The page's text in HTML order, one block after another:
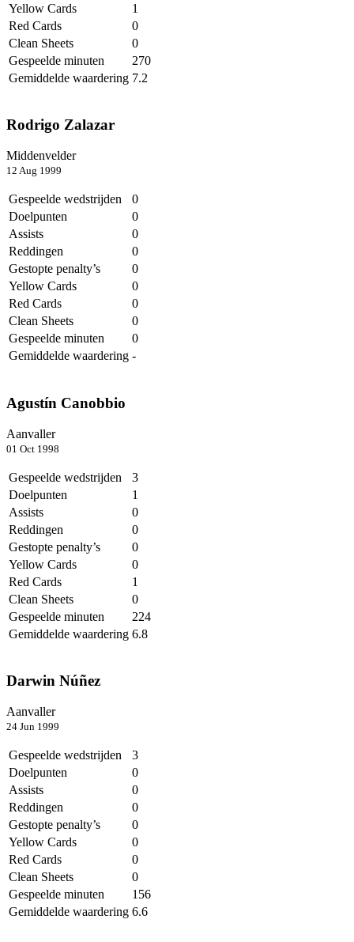
Yellow Cards
1
Red Cards
0
Clean Sheets
0
Gespeelde minuten
270
Gemiddelde waardering 7.2
Rodrigo Zalazar
Middenvelder
12 Aug 1999
Gespeelde wedstrijden
0
Doelpunten
0
Assists
0
Reddingen
0
Gestopte penalty’s
0
Yellow Cards
0
Red Cards
0
Clean Sheets
0
Gespeelde minuten
0
Gemiddelde waardering -
Agustín Canobbio
Aanvaller
01 Oct 1998
Gespeelde wedstrijden
3
Doelpunten
1
Assists
0
Reddingen
0
Gestopte penalty’s
0
Yellow Cards
0
Red Cards
1
Clean Sheets
0
Gespeelde minuten
224
Gemiddelde waardering 6.8
Darwin Núñez
Aanvaller
24 Jun 1999
Gespeelde wedstrijden
3
Doelpunten
0
Assists
0
Reddingen
0
Gestopte penalty’s
0
Yellow Cards
0
Red Cards
0
Clean Sheets
0
Gespeelde minuten
156
Gemiddelde waardering 6.6